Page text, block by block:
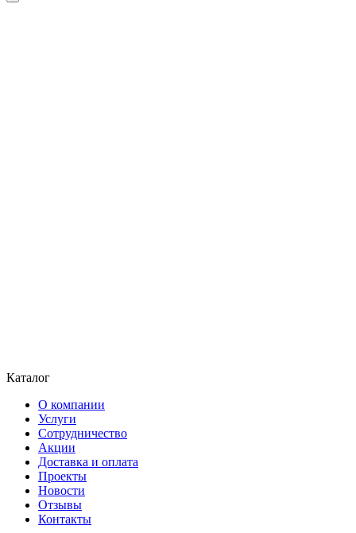
Каталог
О компании
Услуги
Сотрудничество
Акции
Доставка и оплата
Проекты
Новости
Отзывы
Контакты